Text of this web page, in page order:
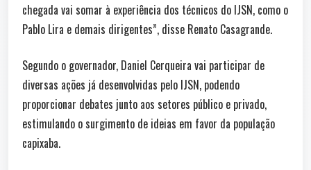
chegada vai somar à experiência dos técnicos do IJSN, como o
Pablo Lira e demais dirigentes”, disse Renato Casagrande.
Segundo o governador, Daniel Cerqueira vai participar de
diversas ações já desenvolvidas pelo IJSN, podendo
proporcionar debates junto aos setores público e privado,
estimulando o surgimento de ideias em favor da população
capixaba.